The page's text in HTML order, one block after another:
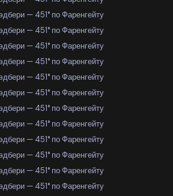
— 451° по Фаренгейту
— 451° по Фаренгейту
— 451° по Фаренгейту
— 451° по Фаренгейту
— 451° по Фаренгейту
— 451° по Фаренгейту
— 451° по Фаренгейту
— 451° по Фаренгейту
— 451° по Фаренгейту
— 451° по Фаренгейту
— 451° по Фаренгейту
— 451° по Фаренгейту